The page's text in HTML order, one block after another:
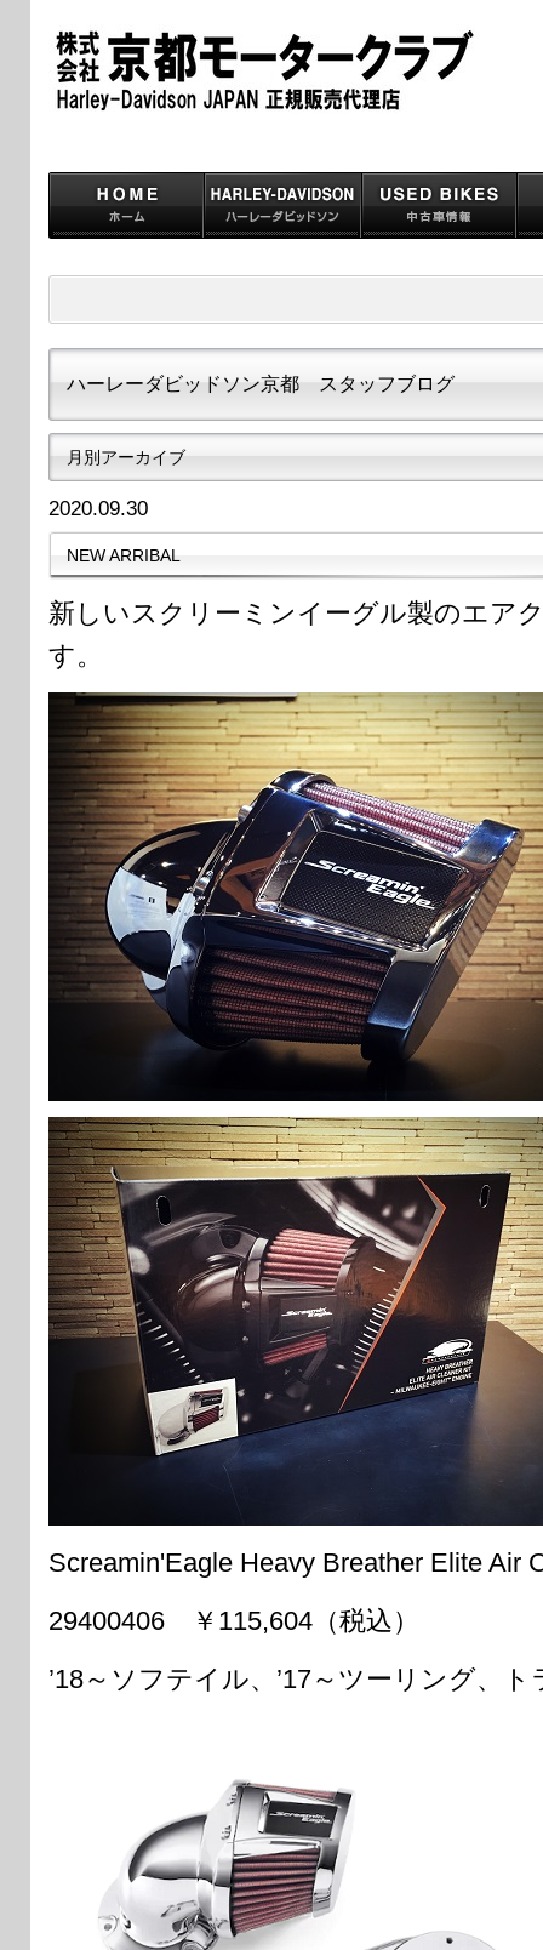
ハーレーダビッドソン京都 スタッフブログ
月別アーカイブ
2020.09.30
NEW ARRIBAL
新しいスクリーミンイーグル製のエア
す。
Screamin'Eagle Heavy Breather Elite Air
29400406 ￥115,604（税込）
’18～ソフテイル、’17～ツーリング、